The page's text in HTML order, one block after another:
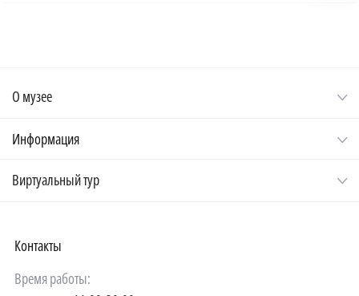
О музее
Информация
Виртуальный тур
Контакты
Время работы: